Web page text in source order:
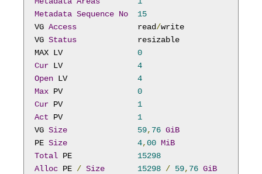
Metadata Sequence No
15
  VG
Access
             read
/write
  VG
Status
             resizable
  MAX LV
0
Cur LV 4
Open LV 4
Max PV 0
Cur PV 1
Act PV 1
  VG
Size 59, 76 GiB
  PE
Size 4,00 MiB
Total PE 15298
Alloc PE / Size 15298 / 59, 76 GiB